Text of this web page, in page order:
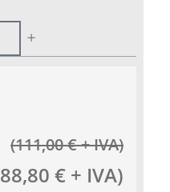
(111,00€+ IVA)
88,80 € + IVA)